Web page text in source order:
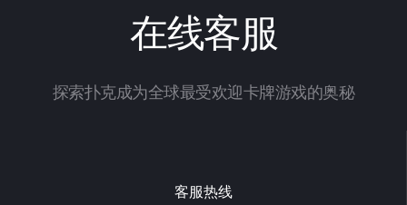
在线客服
探索扑克成为全球最受欢迎卡牌游戏的奥秘
客服热线